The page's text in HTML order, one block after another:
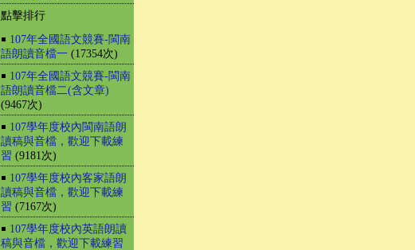
點擊排行
￭ 107年全國語文競賽-閩南
語朗讀音檔一 (17354次)
￭ 107年全國語文競賽-閩南
語朗讀音檔二(含文章)
(9467次)
￭ 107學年度校內閩南語朗
讀稿與音檔，歡迎下載練
習 (9181次)
￭ 107學年度校內客家語朗
讀稿與音檔，歡迎下載練
習 (7167次)
￭ 107學年度校內英語朗讀
稿與音檔，歡迎下載練習